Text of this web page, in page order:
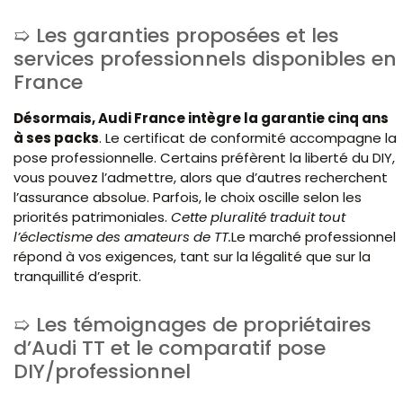
Les garanties proposées et les
services professionnels disponibles en
France
Désormais, Audi France intègre la garantie cinq ans
à ses packs. Le certificat de conformité accompagne la
pose professionnelle. Certains préfèrent la liberté du DIY,
vous pouvez l’admettre, alors que d’autres recherchent
l’assurance absolue. Parfois, le choix oscille selon les
priorités patrimoniales. Cette pluralité traduit tout
l’éclectisme des amateurs de TT.Le marché professionnel
répond à vos exigences, tant sur la légalité que sur la
tranquillité d’esprit.
Les témoignages de propriétaires
d’Audi TT et le comparatif pose
DIY/professionnel